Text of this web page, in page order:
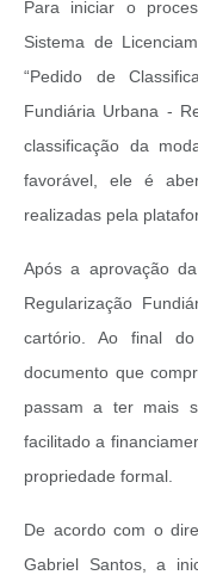
Para iniciar o
Sistema de
“Pedido de
Fundiária Urbana -
classificação da
favorável, ele é
realizadas pela
Após a aprovação
Regularização
cartório. Ao final
documento que
passam a ter mais
facilitado a
propriedade formal.
De acordo com o
Gabriel Santos, a